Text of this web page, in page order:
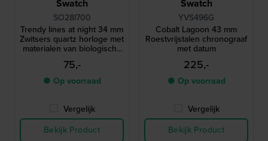
Swatch
SO28I700
Trendy lines at night 34 mm
Zwitsers quartz horloge met
materialen van biologische
oorsprong
75,-
● Op voorraad
Vergelijk
Bekijk Product
Swatch
YVS496G
Cobalt Lagoon 43 mm
Roestvrijstalen chronograaf
met datum
225,-
● Op voorraad
Vergelijk
Bekijk Product